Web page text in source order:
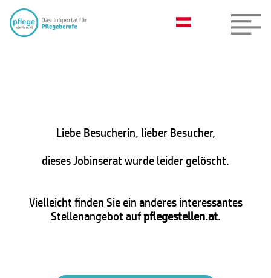
Liebe Besucherin, lieber Besucher,
dieses Jobinserat wurde leider gelöscht.
Vielleicht finden Sie ein anderes interessantes
Stellenangebot aufpflegestellen.at.